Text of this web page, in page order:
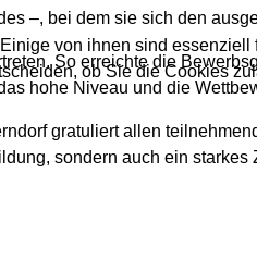
–, bei dem sie sich den
So erreichte die
hohe Niveau und die
gratuliert allen
sondern auch ein
von ihnen sind
ob Sie die Cookies